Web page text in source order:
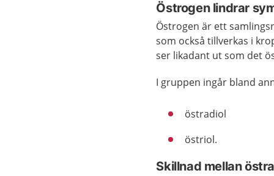
Östrogen lindrar
Östrogen är ett
som också tillverkas i
ser likadant ut som det
I gruppen ingår bland
östradiol
östriol.
Skillnad mellan